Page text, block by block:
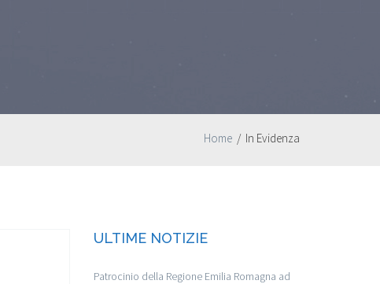
Home / In Evidenza
ULTIME NOTIZIE
Patrocinio della Regione Emilia Romagna ad